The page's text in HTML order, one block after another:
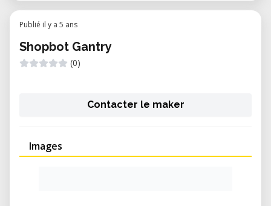
Publié il y a 5 ans
Shopbot Gantry
(0)
Contacter le maker
Images